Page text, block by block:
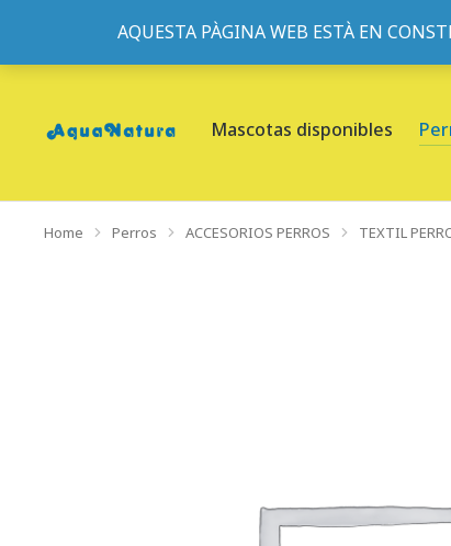
AQUESTA PÀGINA WEB ESTÀ EN
933095977-933152057-933103463- C/ de
Mascotas disponibles
You are here:
Home Perros ACCESORIOS PERROS TEXTIL